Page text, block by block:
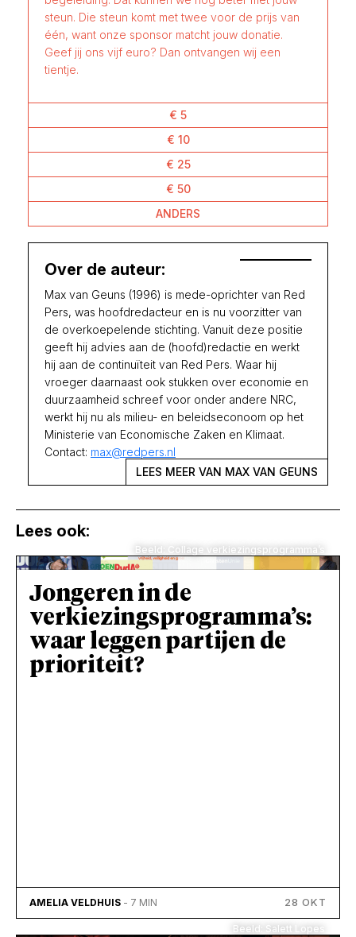
steun. Die steun komt met twee voor de prijs van
één, want onze sponsor matcht jouw donatie.
Geef jij ons vijf euro? Dan ontvangen wij een
tientje.
€ 5
€ 10
€ 25
€ 50
ANDERS
Over de auteur:
Max van Geuns (1996) is mede-oprichter van Red
Pers, was hoofdredacteur en is nu voorzitter van
de overkoepelende stichting. Vanuit deze positie
geeft hij advies aan de (hoofd)redactie en werkt
hij aan de continuïteit van Red Pers. Waar hij
vroeger daarnaast ook stukken over economie en
duurzaamheid schreef voor onder andere NRC,
werkt hij nu als milieu- en beleidseconoom op het
Ministerie van Economische Zaken en Klimaat.
Contact: max@redpers.nl
LEES MEER VAN MAX VAN GEUNS
Lees ook:
Beeld: Collage verkiezingsprogramma’s
Jongeren in de
verkiezingsprogramma’s:
waar leggen partijen de
prioriteit?
AMELIA VELDHUIS - 7 MIN 28 OKT
Beeld: Salett Lopes